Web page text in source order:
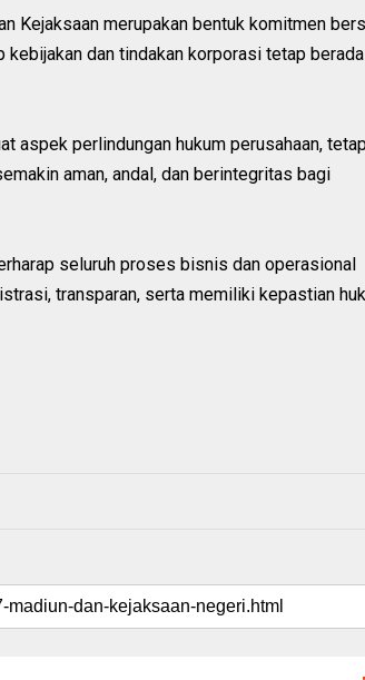
Kejaksaan merupakan bentuk komitmen
dan tindakan korporasi tetap berada
aspek perlindungan hukum perusahaan,
aman, andal, dan berintegritas bagi
seluruh proses bisnis dan operasional
transparan, serta memiliki kepastian